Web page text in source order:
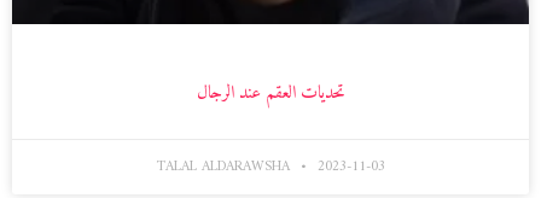
تحديات العقم عند الرجال
TALAL ALDARAWSHA 2023-11-03